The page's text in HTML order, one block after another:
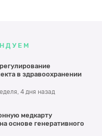
в здравоохранении
4 дня назад
медкарту
основе генеративного